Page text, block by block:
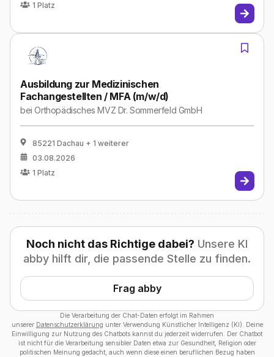
1 Platz
Ausbildung zur Medizinischen
Fachangestellten / MFA (m/w/d)
beiOrthopädisches MVZ Dr. Sommerfeld GmbH
85221 Dachau + 1 weiterer
03.08.2026
1 Platz
Noch nicht das Richtige dabei? Unsere KI
abby hilft dir, die passende Stelle zu finden.
Frag abby
Die Verarbeitung der Chat-Daten erfolgt im Rahmen
unserer Datenschutzerklärung unter Verwendung Künstlicher Intelligenz (KI). Deine
Einwilligung zur Nutzung des Chatbots kannst du jederzeit widerrufen. Der Chatbot
ist nicht für die Verarbeitung sensibler Daten etwa zur Gesundheit, Religion oder
politischen Meinung gedacht, auch wenn diese einen beruflichen Bezug haben